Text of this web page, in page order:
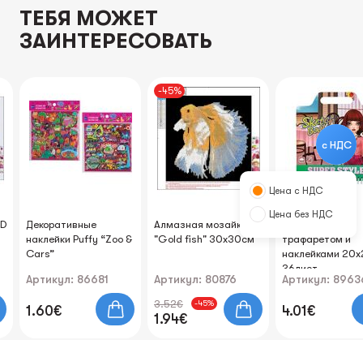
ТЕБЯ МОЖЕТ
ЗАИНТЕРЕСОВАТЬ
Декоративные
наклейки Puffy “Zoo &
Cars”
Артикул: 86681
1.60€
-45%
Алмазная мозайка 5D
"Gold fish" 30х30см
Артикул: 80876
3.52€ -45%
1.94€
трафаретом и
наклейками
36лист.
Артикул:
4.01€
с НДС
Цена с НДС
Цена без НДС